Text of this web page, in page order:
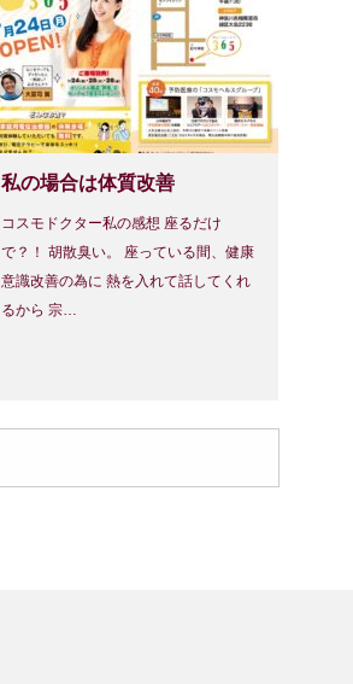
私の場合は体質改善
コスモドクター私の感想 座るだけ
で？！ 胡散臭い。 座っている間、健康
意識改善の為に 熱を入れて話してくれ
るから 宗…